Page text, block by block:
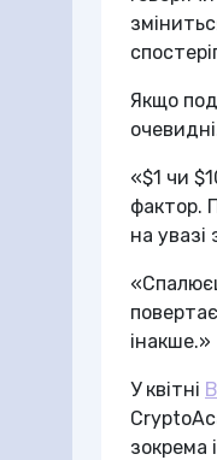
Якщо
«$1 чи
фактор.
на увазі
інакше.»
У квітні
зокрема